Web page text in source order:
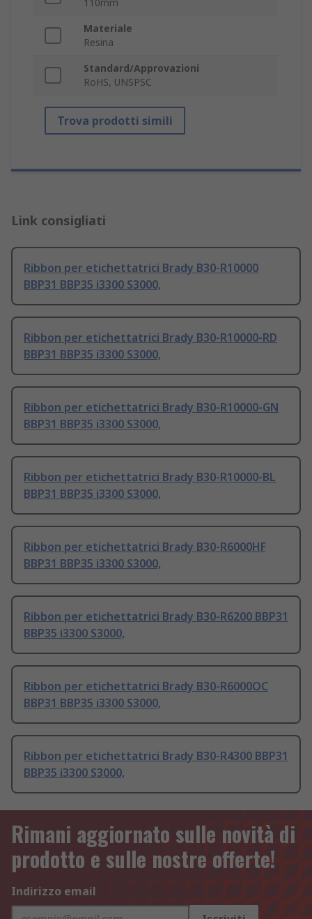
110mm
Materiale
Resina
Standard/Approvazioni
RoHS, UNSPSC
Trova prodotti simili
Link consigliati
Ribbon per etichettatrici Brady B30-R10000
BBP31 BBP35 i3300 S3000,
Ribbon per etichettatrici Brady B30-R10000-RD
BBP31 BBP35 i3300 S3000,
Ribbon per etichettatrici Brady B30-R10000-GN
BBP31 BBP35 i3300 S3000,
Ribbon per etichettatrici Brady B30-R10000-BL
BBP31 BBP35 i3300 S3000,
Ribbon per etichettatrici Brady B30-R6000HF
BBP31 BBP35 i3300 S3000,
Ribbon per etichettatrici Brady B30-R6200 BBP31
BBP35 i3300 S3000,
Ribbon per etichettatrici Brady B30-R6000OC
BBP31 BBP35 i3300 S3000,
Ribbon per etichettatrici Brady B30-R4300 BBP31
BBP35 i3300 S3000,
Rimani aggiornato sulle novità di
prodotto e sulle nostre offerte!
Indirizzo email